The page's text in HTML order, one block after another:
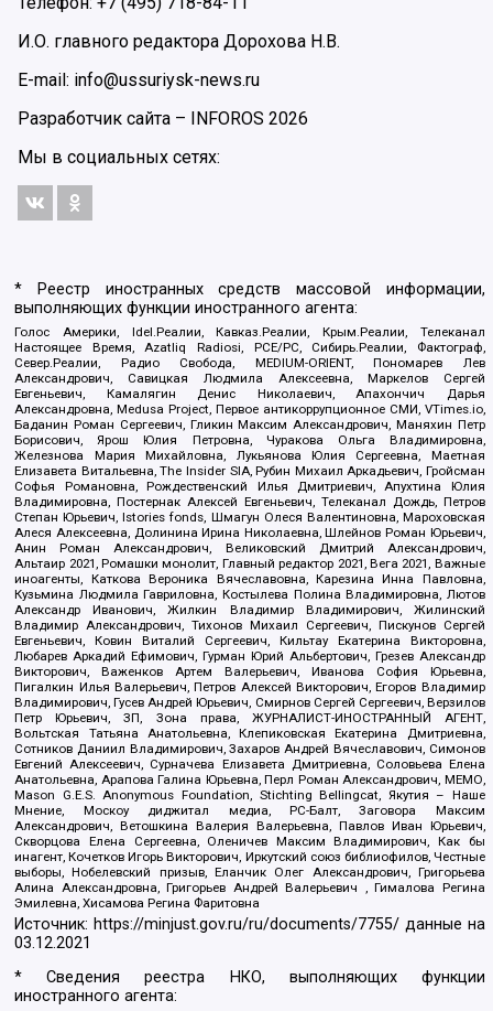
И.О. главного редактора Дорохова Н.В.
E-mail: info@ussuriysk-news.ru
Разработчик сайта –
INFOROS 2026
Мы в социальных сетях:
* Реестр иностранных средств массовой информации,
выполняющих функции иностранного агента:
Голос Америки, Idel.Реалии, Кавказ.Реалии, Крым.Реалии, Телеканал
Настоящее Время, Azatliq Radiosi, PCE/PC, Сибирь.Реалии, Фактограф,
Север.Реалии, Радио Свобода, MEDIUM-ORIENT, Пономарев Лев
Александрович, Савицкая Людмила Алексеевна, Маркелов Сергей
Евгеньевич, Камалягин Денис Николаевич, Апахончич Дарья
Александровна, Medusa Project, Первое антикоррупционное СМИ, VTimes.io,
Баданин Роман Сергеевич, Гликин Максим Александрович, Маняхин Петр
Борисович, Ярош Юлия Петровна, Чуракова Ольга Владимировна,
Железнова Мария Михайловна, Лукьянова Юлия Сергеевна, Маетная
Елизавета Витальевна, The Insider SIA, Рубин Михаил Аркадьевич, Гройсман
Софья Романовна, Рождественский Илья Дмитриевич, Апухтина Юлия
Владимировна, Постернак Алексей Евгеньевич, Телеканал Дождь, Петров
Степан Юрьевич, Istories fonds, Шмагун Олеся Валентиновна, Мароховская
Алеся Алексеевна, Долинина Ирина Николаевна, Шлейнов Роман Юрьевич,
Анин Роман Александрович, Великовский Дмитрий Александрович,
Альтаир 2021, Ромашки монолит, Главный редактор 2021, Вега 2021, Важные
иноагенты, Каткова Вероника Вячеславовна, Карезина Инна Павловна,
Кузьмина Людмила Гавриловна, Костылева Полина Владимировна, Лютов
Александр Иванович, Жилкин Владимир Владимирович, Жилинский
Владимир Александрович, Тихонов Михаил Сергеевич, Пискунов Сергей
Евгеньевич, Ковин Виталий Сергеевич, Кильтау Екатерина Викторовна,
Любарев Аркадий Ефимович, Гурман Юрий Альбертович, Грезев Александр
Викторович, Важенков Артем Валерьевич, Иванова София Юрьевна,
Пигалкин Илья Валерьевич, Петров Алексей Викторович, Егоров Владимир
Владимирович, Гусев Андрей Юрьевич, Смирнов Сергей Сергеевич, Верзилов
Петр Юрьевич, ЗП, Зона права, ЖУРНАЛИСТ-ИНОСТРАННЫЙ АГЕНТ,
Вольтская Татьяна Анатольевна, Клепиковская Екатерина Дмитриевна,
Сотников Даниил Владимирович, Захаров Андрей Вячеславович, Симонов
Евгений Алексеевич, Сурначева Елизавета Дмитриевна, Соловьева Елена
Анатольевна, Арапова Галина Юрьевна, Перл Роман Александрович, МЕМО,
Mason G.E.S. Anonymous Foundation, Stichting Bellingcat, Якутия – Наше
Мнение, Москоу диджитал медиа, РС-Балт, Заговора Максим
Александрович, Ветошкина Валерия Валерьевна, Павлов Иван Юрьевич,
Скворцова Елена Сергеевна, Оленичев Максим Владимирович, Как бы
инагент, Кочетков Игорь Викторович, Иркутский союз библиофилов, Честные
выборы, Нобелевский призыв, Еланчик Олег Александрович, Григорьева
Алина Александровна, Григорьев Андрей Валерьевич , Гималова Регина
Эмилевна, Хисамова Регина Фаритовна
Источник: https://minjust.gov.ru/ru/documents/7755/ данные на
03.12.2021
* Сведения реестра НКО, выполняющих функции
иностранного агента: